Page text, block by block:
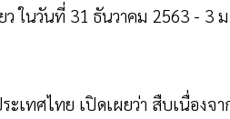
ว ในวันที่ 31 ธันวาคม 2563 - 3
เทศไทย เปิดเผยว่า สืบเนื่องจา